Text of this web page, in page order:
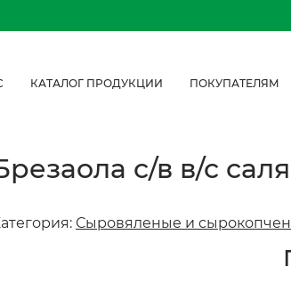
КАТАЛОГ ПРОДУКЦИИ ПОКУПАТЕЛЯМ
с/в в/с
Сыровяленые и